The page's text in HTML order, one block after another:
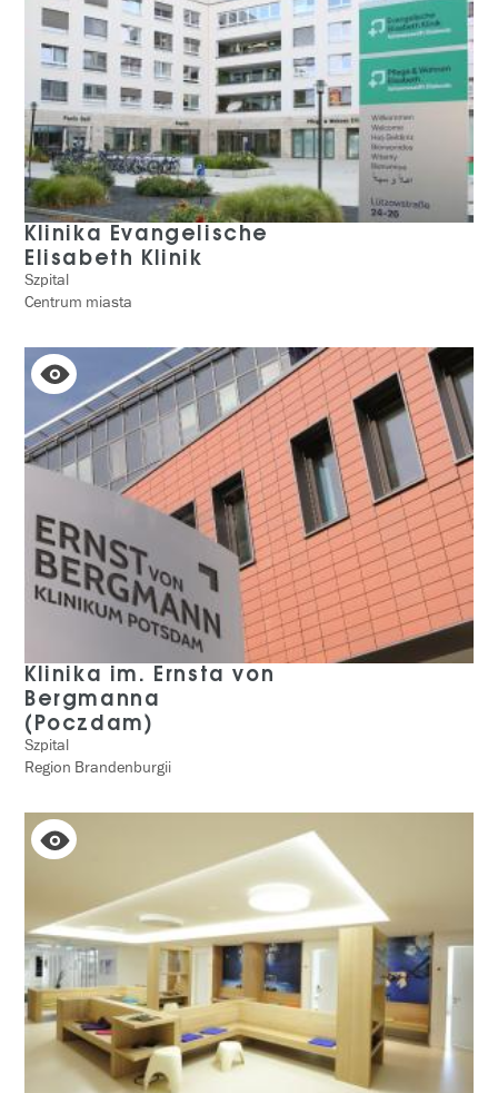
Klinika Evangelische
Elisabeth Klinik
Szpital
Centrum miasta
Klinika im. Ernsta von
Bergmanna
(Poczdam)
Szpital
Region Brandenburgii